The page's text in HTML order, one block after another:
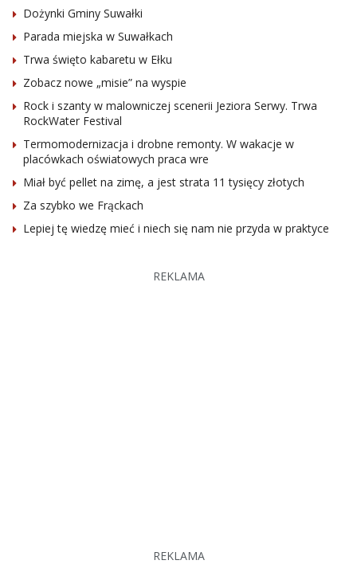
Dożynki Gminy Suwałki
Parada miejska w Suwałkach
Trwa święto kabaretu w Ełku
Zobacz nowe „misie” na wyspie
Rock i szanty w malowniczej scenerii Jeziora Serwy. Trwa
RockWater Festival
Termomodernizacja i drobne remonty. W wakacje w
placówkach oświatowych praca wre
Miał być pellet na zimę, a jest strata 11 tysięcy złotych
Za szybko we Frąckach
Lepiej tę wiedzę mieć i niech się nam nie przyda w praktyce
REKLAMA
REKLAMA